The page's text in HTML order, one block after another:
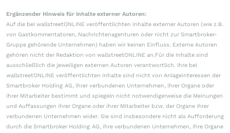
Ergänzender Hinweis für Inhalte externer Autoren:
Auf die bei wallstreetONLINE veröffentlichten Inhalte externer Autoren (wie z.B.
von Gastkommentatoren, Nachrichtenagenturen oder nicht zur Smartbroker-
Gruppe gehörende Unternehmen) haben wir keinen Einfluss. Externe Autoren
gehören nicht der Redaktion von wallstreetONLINE an.Für die Inhalte sind
ausschließlich die jeweiligen externen Autoren verantwortlich. Ihre bei
wallstreetONLINE veröffentlichten Inhalte sind nicht von Anlageinteressen der
Smartbroker Holding AG, ihrer verbundenen Unternehmen, ihrer Organe oder
ihrer Mitarbeiter bestimmt und spiegeln nicht notwendigerweise die Meinungen
und Auffassungen ihrer Organe oder ihrer Mitarbeiter bzw. der Organe ihrer
verbundenen Unternehmen wider. Sie sind insbesondere nicht als Aufforderung
durch die Smartbroker Holding AG, ihre verbundenen Unternehmen, ihre Organe